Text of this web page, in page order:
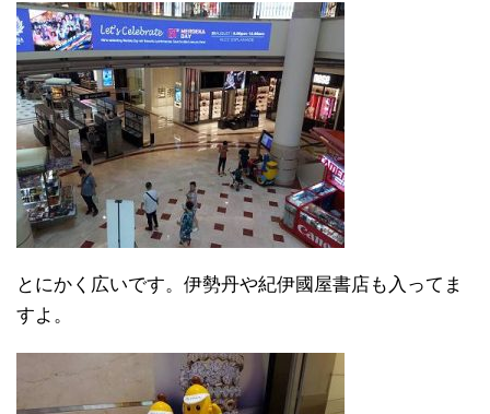
とにかく広いです。伊勢丹や紀伊國屋書店も入ってま
すよ。